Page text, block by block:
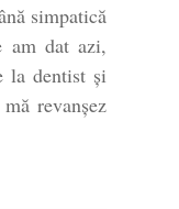
simpatică
am dat azi,
la dentist și
revanșez